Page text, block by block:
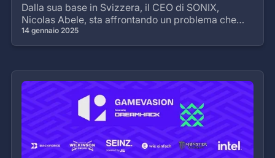
negli Esports
Dalla sua base in Svizzera, il CEO di SONIX,
Nicolas Abele, sta affrontando un problema che
molti giocatori non sanno nemmeno di avere: il
ritardo audio.
14 gennaio 2025